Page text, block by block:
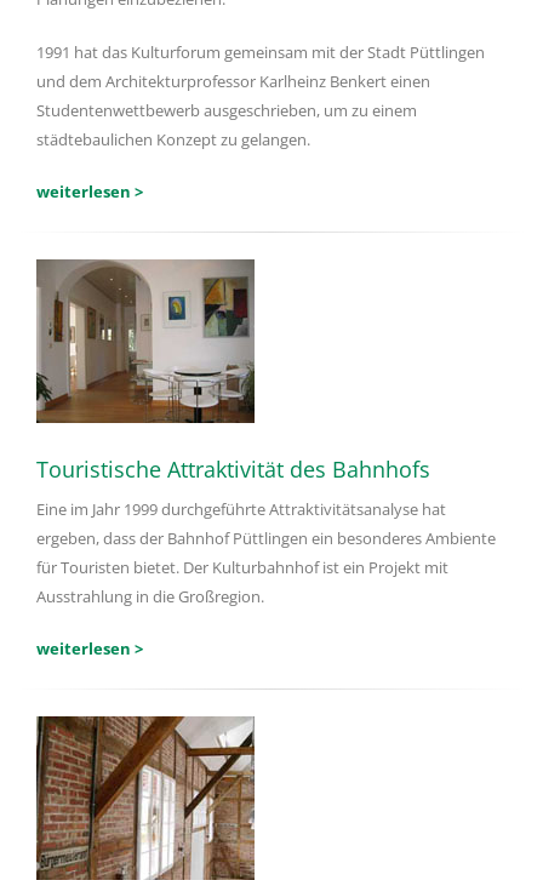
1991 hat das Kulturforum gemeinsam mit der Stadt Püttlingen
und dem Architekturprofessor Karlheinz Benkert einen
Studentenwettbewerb ausgeschrieben, um zu einem
städtebaulichen Konzept zu gelangen.
weiterlesen >
Touristische Attraktivität des Bahnhofs
Eine im Jahr 1999 durchgeführte Attraktivitätsanalyse hat
ergeben, dass der Bahnhof Püttlingen ein besonderes Ambiente
für Touristen bietet. Der Kulturbahnhof ist ein Projekt mit
Ausstrahlung in die Großregion.
weiterlesen >